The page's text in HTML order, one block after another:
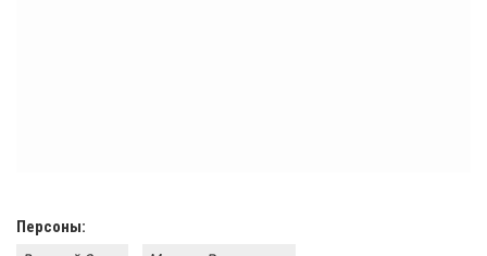
Персоны: